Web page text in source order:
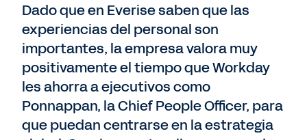
Dado que en Everise saben que las
experiencias del personal son
importantes, la empresa valora muy
positivamente el tiempo que Workday
les ahorra a ejecutivos como
Ponnappan, la Chief People Officer, para
que puedan centrarse en la estrategia